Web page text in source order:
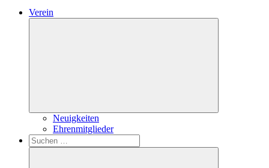
Verein
Neuigkeiten
Ehrenmitglieder
Search
Suchen
nach: